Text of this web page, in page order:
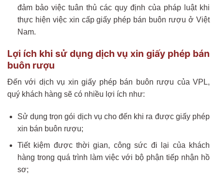
đảm bảo việc tuân thủ các quy định của pháp luật khi
thực hiện việc xin cấp giấy phép bán buôn rượu ở Việt
Nam.
Lợi ích khi sử dụng dịch vụ xin giấy phép bán
buôn rượu
Đến với dịch vụ xin giấy phép bán buôn rượu của VPL,
quý khách hàng sẽ có nhiều lợi ích như:
Sử dụng trọn gói dịch vụ cho đến khi ra được giấy phép
xin bán buôn rượu;
Tiết kiệm được thời gian, công sức đi lại của khách
hàng trong quá trình làm việc với bộ phận tiếp nhận hồ
sơ;